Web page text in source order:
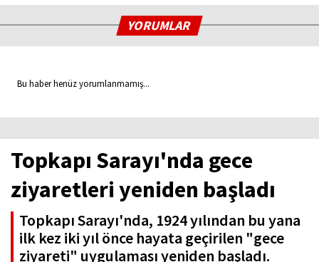
YORUMLAR
Bu haber henüz yorumlanmamış...
Topkapı Sarayı'nda gece
ziyaretleri yeniden başladı
Topkapı Sarayı'nda, 1924 yılından bu yana
ilk kez iki yıl önce hayata geçirilen "gece
ziyareti" uygulaması yeniden başladı.